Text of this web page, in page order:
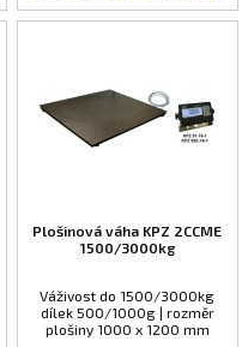
Plošinová váha KPZ 2CCME
1500/3000kg
Váživost do 1500/3000kg
dílek 500/1000g | rozměr
plošiny 1000 x 1200 mm